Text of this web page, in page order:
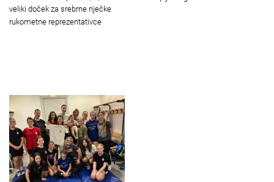
veliki doček za srebrne riječke
rukometne reprezentativce